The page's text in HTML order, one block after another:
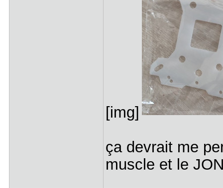
[img]
ça devrait me
muscle et le